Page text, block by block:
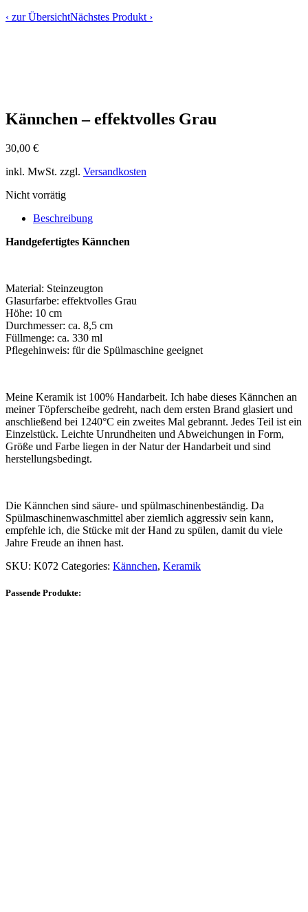
‹ zur ÜbersichtNächstes Produkt ›
Kännchen – effektvolles Grau
30,00 €
inkl. MwSt. zzgl. Versandkosten
Nicht vorrätig
Beschreibung
Handgefertigtes Kännchen
Material: Steinzeugton
Glasurfarbe: effektvolles Grau
Höhe: 10 cm
Durchmesser: ca. 8,5 cm
Füllmenge: ca. 330 ml
Pflegehinweis: für die Spülmaschine geeignet
Meine Keramik ist 100% Handarbeit. Ich habe dieses Kännchen an
meiner Töpferscheibe gedreht, nach dem ersten Brand glasiert und
anschließend bei 1240°C ein zweites Mal gebrannt. Jedes Teil ist ein
Einzelstück. Leichte Unrundheiten und Abweichungen in Form,
Größe und Farbe liegen in der Natur der Handarbeit und sind
herstellungsbedingt.
Die Kännchen sind säure- und spülmaschinenbeständig. Da
Spülmaschinenwaschmittel aber ziemlich aggressiv sein kann,
empfehle ich, die Stücke mit der Hand zu spülen, damit du viele
Jahre Freude an ihnen hast.
SKU: K072 Categories: Kännchen, Keramik
Passende Produkte: